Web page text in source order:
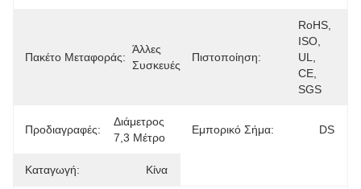
Πακέτο Μεταφοράς:
Άλλες
Συσκευές
Πιστοποίηση:
RoHS,
ISO,
UL,
CE,
SGS
Προδιαγραφές:
Διάμετρος
7,3 Μέτρο
Εμπορικό Σήμα: DS
Καταγωγή: Κίνα